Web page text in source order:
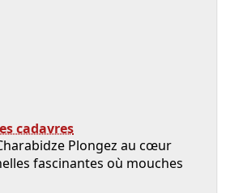
cadavres
Plongez au cœur
fascinantes où mouches